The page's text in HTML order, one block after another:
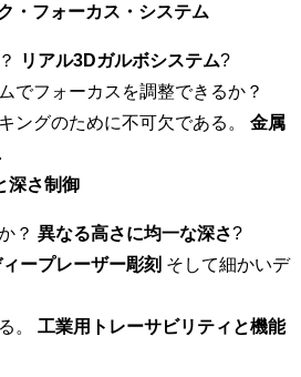
・フォーカス・システム
リアル3Dガルボシステム?
でフォーカスを調整できるか？
ングのために不可欠である。 金属
.
深さ制御
？ 異なる高さに均一な深さ?
ープレーザー彫刻 そして細かいデ
。 工業用トレーサビリティと機能